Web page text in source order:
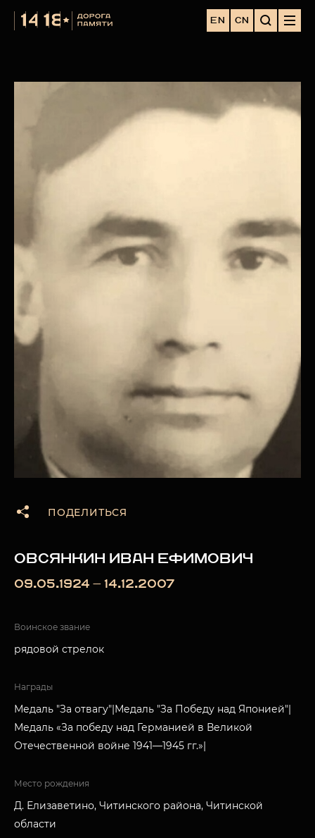
EN CN
ПОДЕЛИТЬСЯ
ОВСЯНКИН ИВАН ЕФИМОВИЧ
09.05.1924 — 14.12.2007
Воинское звание
рядовой стрелок
Награды
Медаль "За отвагу"|Медаль "За Победу над Японией"|
Медаль «За победу над Германией в Великой
Отечественной войне 1941—1945 гг.»|
Место рождения
Д. Елизаветино, Читинского района, Читинской
области